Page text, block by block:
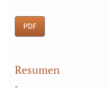
PDF
Resumen
-